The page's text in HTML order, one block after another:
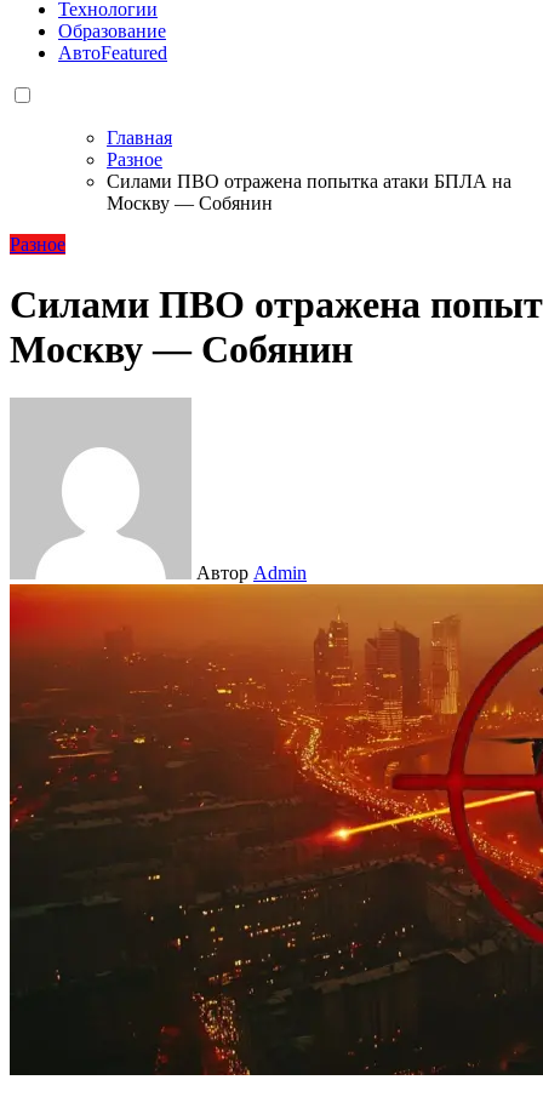
Технологии
Образование
АвтоFeatured
Главная
Разное
Силами ПВО отражена попытка атаки БПЛА на
Москву — Собянин
Разное
Силами ПВО отражена
Москву — Собянин
Автор Admin